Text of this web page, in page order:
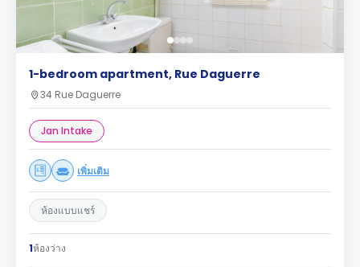
1-bedroom apartment, Rue Daguerre
34 Rue Daguerre
Jan Intake
เพิ่มเติม
ห้องแบบแชร์
1ห้องว่าง